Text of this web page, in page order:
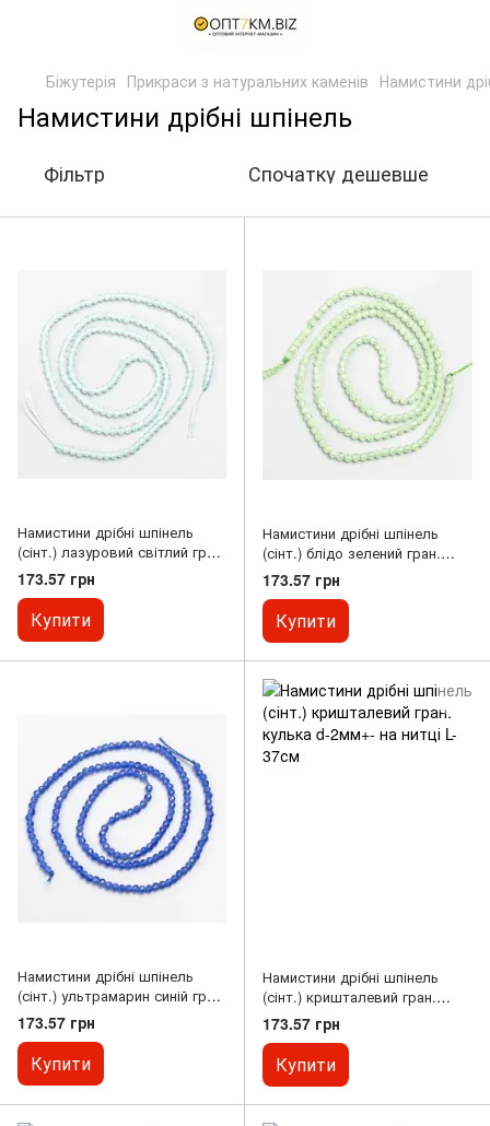
Біжутерія Прикраси з натуральних каменів Намистини
Намистини дрібні шпінель
Фільтр Спочатку дешевше
Намистини дрібні шпінель
(сінт.) лазуровий світлий гран.
кулька d-2мм+- на нитці L-37см
173.57 грн
Купити
Намистини дрібні шпінель
(сінт.) блідо зелений гран.
кулька d-2мм+- на нитці L-37см
173.57 грн
Купити
Намистини дрібні шпінель
(сінт.) ультрамарин синій гран.
кулька d-2мм+- на нитці L-37см
173.57 грн
Купити
Намистини дрібні шпінель
(сінт.) кришталевий гран.
кулька d-2мм+- на нитці L-37см
173.57 грн
Купити